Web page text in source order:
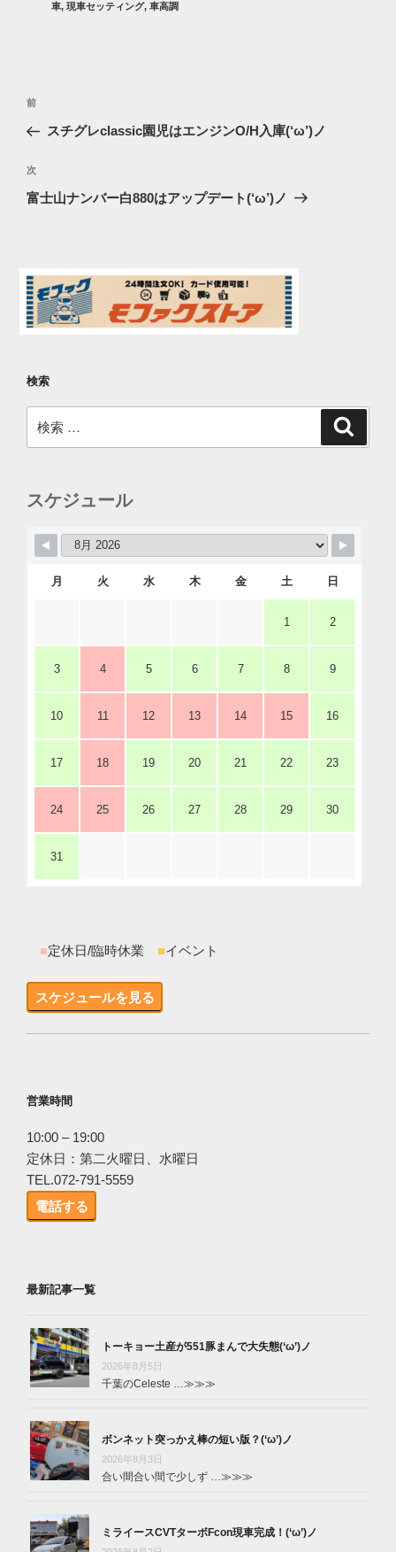
車, 現車セッティング, 車高調
投
ナ
ビ
ゲ
ン
過
去
投
稿
前
スチグレclassic園児はエンジンO/H入庫(‘ω’)ノ
次
の
次
富士山ナンバー白880はアップデート(‘ω’)ノ
検索
索:
スケジュール
月 火 水 木 金 土 日
1 2
3 4 5 6 7 8 9
10 11 12 13 14 15 16
17 18 19 20 21 22 23
24 25 26 27 28 29 30
31
■定休日/臨時休業 ■イベント
スケジュールを見る
営業時間
10:00 – 19:00
定休日：第二火曜日、水曜日
TEL.072-791-5559
電話する
最新記事一覧
トーキョー土産が551豚まんで大失態(‘ω’)ノ
2026年8月5日
千葉のCeleste … ≫≫≫
ボンネット突っかえ棒の短い版？(‘ω’)ノ
2026年8月3日
合い間合い間で少しず … ≫≫≫
ミライースCVTターボFcon現車完成！(‘ω’)ノ